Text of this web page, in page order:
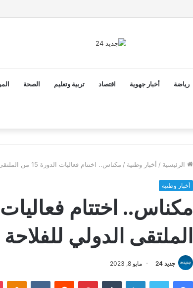
رياضة أخبار جهوية اقتصاد تربية وتعليم الصحة
الرئيسية / أخبار وطنية / مكناس.. اختتام فعاليات الدورة 15 من الملتقى الدولي للفلاحة بالمغرب
أخبار وطنية
الملتقى الدولي
جديد 24 مايو 8, 2023
فيسبوك تويتر لينكدإن بينتيريست